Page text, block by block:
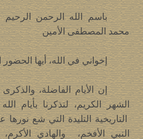
باسم الله الرحمن الرحيم
محمد المصطفى الأمين
إخواني في الله، أيها الحضور
إن الأيام الفاضلة،
الشهر الكريم، لتذكرنا بأيام
التاريخية التليدة التي شع نورها
النبي الأفخم، والهادي